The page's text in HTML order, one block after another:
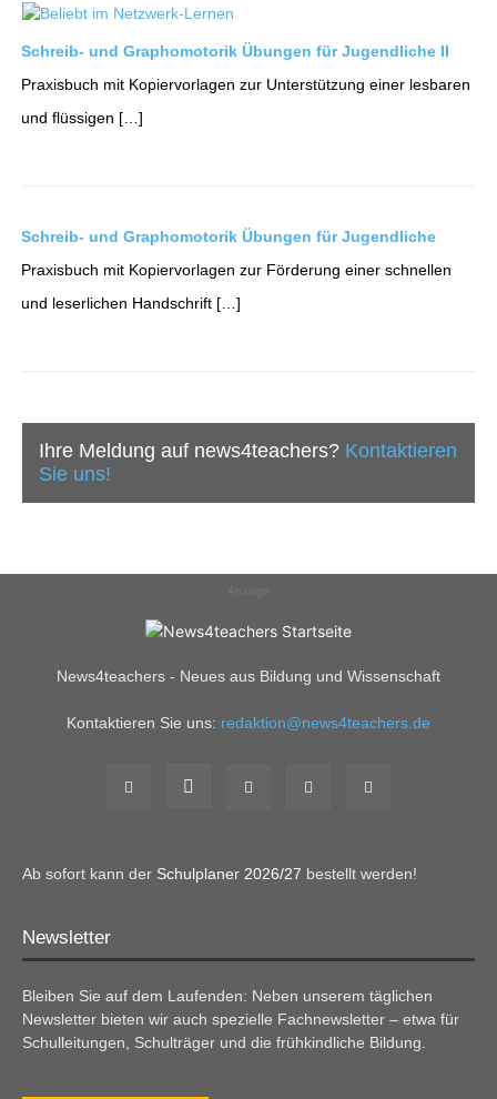
Schreib- und Graphomotorik Übungen für Jugendliche II
Praxisbuch mit Kopiervorlagen zur Unterstützung einer lesbaren
und flüssigen […]
Schreib- und Graphomotorik Übungen für Jugendliche
Praxisbuch mit Kopiervorlagen zur Förderung einer schnellen
und leserlichen Handschrift […]
Ihre Meldung auf news4teachers? Kontaktieren
Sie uns!
News4teachers - Neues aus Bildung und Wissenschaft
Kontaktieren Sie uns: redaktion@news4teachers.de
Ab sofort kann der Schulplaner 2026/27 bestellt werden!
Newsletter
Bleiben Sie auf dem Laufenden: Neben unserem täglichen
Newsletter bieten wir auch spezielle Fachnewsletter – etwa für
Schulleitungen, Schulträger und die frühkindliche Bildung.